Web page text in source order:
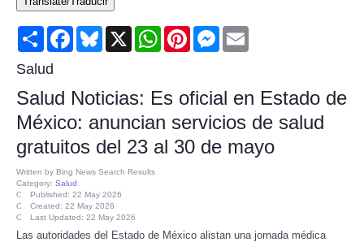
Consumer
Consumer Affairs Recalls
Food & Drug Recalls
Product Safety News
Entertainment
Health
Share FacebookBluesky
X WhatsAppPinterestMessenger
Salud
Salud Noticias: Es oficial en Estado de
México: anuncian servicios de salud
gratuitos del 23 al 30 de mayo
Written by Bing News Search Results
Category: Salud
Published: 22 May 2026
Created: 22 May 2026
Last Updated: 22 May 2026
Las autoridades del Estado de México alistan una jornada médica